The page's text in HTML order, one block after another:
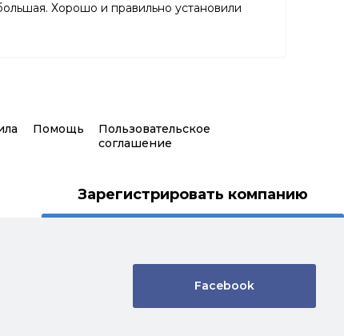
Хорошо и правильно установили
Помощь
Пользовательское
соглашение
Зарегистрировать компанию
Facebook